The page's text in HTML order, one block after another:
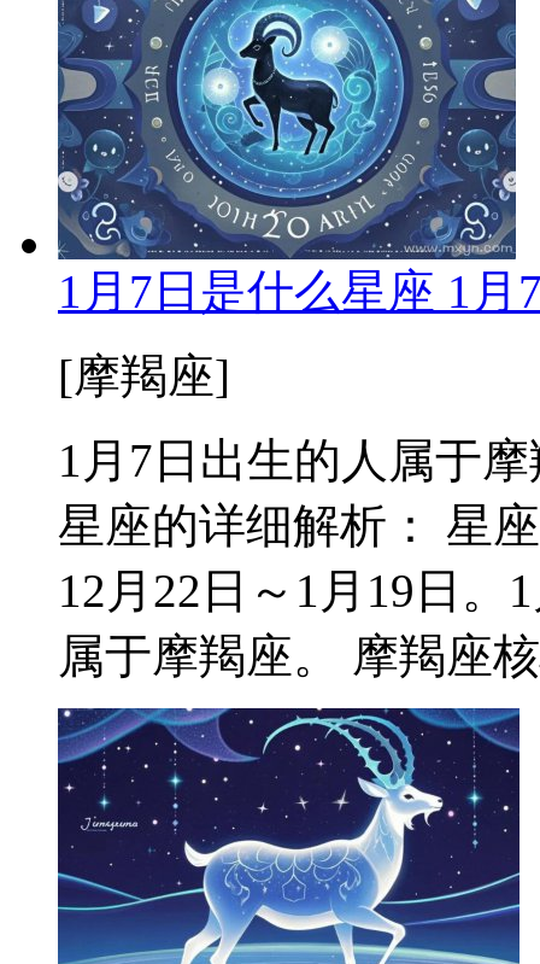
1月7日是什么星座 1
[摩羯座]
1月7日出生的人属于
星座的详细解析： 星
12月22日～1月19日。
属于摩羯座。 摩羯座